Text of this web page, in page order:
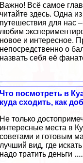
Важно! Всё самое
читайте здесь. Одна
путешествия для нас
любим
новое и интересное.
непосредственно о
назвать себя её
Что посмотреть в
куда сходить, как
Не только
интересные места в
советами и готовым
лучший вид, где
надо тратить деньги